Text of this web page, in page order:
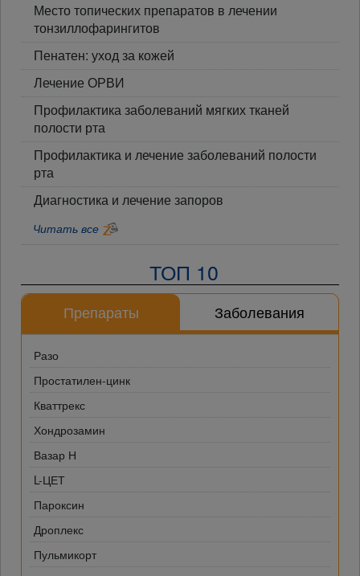
Место топических препаратов в лечении
тонзиллофарингитов
Пенатен: уход за кожей
Лечение ОРВИ
Профилактика заболеваний мягких тканей
полости рта
Профилактика и лечение заболеваний полости
рта
Диагностика и лечение запоров
Читать все
ТОП 10
Препараты Заболевания
Разо
Простатилен-цинк
Кваттрекс
Хондрозамин
Вазар Н
L-ЦЕТ
Пароксин
Дроплекс
Пульмикорт